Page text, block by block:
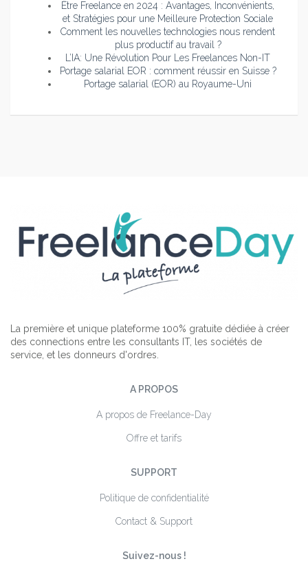
Être Freelance en 2024 : Avantages, Inconvénients,
et Stratégies pour une Meilleure Protection Sociale
Comment les nouvelles technologies nous rendent
plus productif au travail ?
L’IA: Une Révolution Pour Les Freelances Non-IT
Portage salarial EOR : comment réussir en Suisse ?
Portage salarial (EOR) au Royaume-Uni
La première et unique plateforme 100% gratuite dédiée à créer
des connections entre les consultants IT, les sociétés de
service, et les donneurs d'ordres.
A PROPOS
A propos de Freelance-Day
Offre et tarifs
SUPPORT
Politique de confidentialité
Contact & Support
Suivez-nous !